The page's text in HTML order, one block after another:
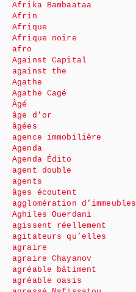
Afrika Bambaataa
Afrin
Afrique
Afrique noire
afro
Against Capital
against the
Agathe
Agathe Cagé
Âgé
âge d’or
âgées
agence immobilière
Agenda
Agenda Édito
agent double
agents
âges écoutent
agglomération d’immeubles
Aghiles Ouerdani
agissent réellement
agitateurs qu’elles
agraire
agraire Chayanov
agréable bâtiment
agréable oasis